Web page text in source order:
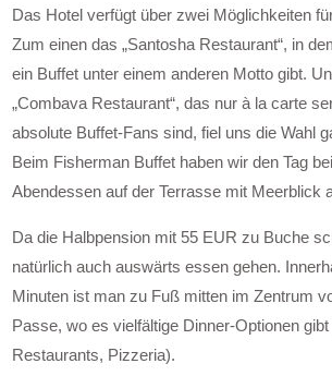
Das Hotel verfügt über zwei Möglichkeiten
Zum einen das „Santosha Restaurant“, in
ein Buffet unter einem anderen Motto gibt.
„Combava Restaurant“, das nur à la carte
absolute Buffet-Fans sind, fiel uns die Wahl
Beim Fisherman Buffet haben wir den Tag
Abendessen auf der Terrasse mit Meerblick
Da die Halbpension mit 55 EUR zu Buche
natürlich auch auswärts essen gehen.
Minuten ist man zu Fuß mitten im Zentrum
Passe, wo es vielfältige Dinner-Optionen
Restaurants, Pizzeria).